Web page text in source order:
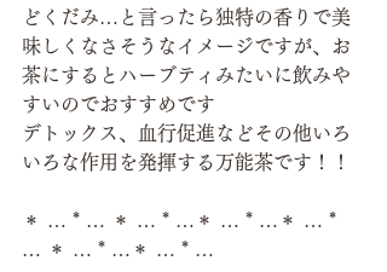
どくだみ…と言ったら独特の香りで美
味しくなさそうなイメージですが、お
茶にするとハーブティみたいに飲みや
すいのでおすすめです
デトックス、血行促進などその他いろ
いろな作用を発揮する万能茶です！！
＊ … * … ＊ … * …＊ … * …＊ … *
… ＊ … * …＊ … * …